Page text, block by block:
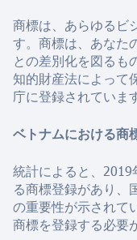
商標は、あらゆるビ
す。商標は、あなた
との差別化を図るも
知的財産法によって
庁に登録されていま
ベトナムにおける商
統計によると、2019
る商標登録があり、
の重要性が示されて
商標を登録する必要